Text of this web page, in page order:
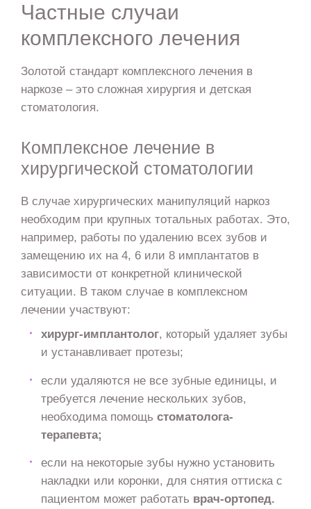
Частные случаи
комплексного лечения
Золотой стандарт комплексного лечения в
наркозе – это сложная хирургия и детская
стоматология.
Комплексное лечение в
хирургической стоматологии
В случае хирургических манипуляций наркоз
необходим при крупных тотальных работах. Это,
например, работы по удалению всех зубов и
замещению их на 4, 6 или 8 имплантатов в
зависимости от конкретной клинической
ситуации. В таком случае в комплексном
лечении участвуют:
хирург-имплантолог, который удаляет зубы
и устанавливает протезы;
если удаляются не все зубные единицы, и
требуется лечение нескольких зубов,
необходима помощь стоматолога-
терапевта;
если на некоторые зубы нужно установить
накладки или коронки, для снятия оттиска с
пациентом может работать врач-ортопед.